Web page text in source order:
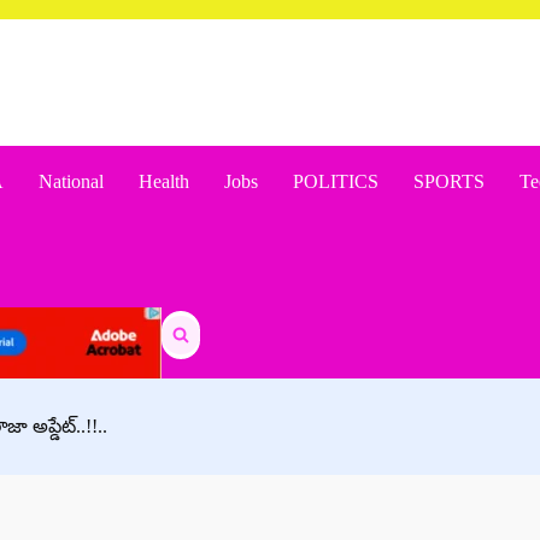
National Health Jobs POLITICS SPORTS
Search
for:
అప్డేట్..!!..